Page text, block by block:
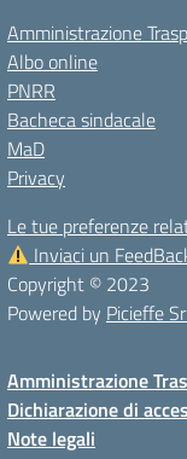
Amministrazione
Albo online
PNRR
Bacheca sindacale
MaD
Privacy
Le tue preferenze
Inviaci un
Copyright © 2023
Powered by Picieffe
Amministrazione
Dichiarazione di
Note legali